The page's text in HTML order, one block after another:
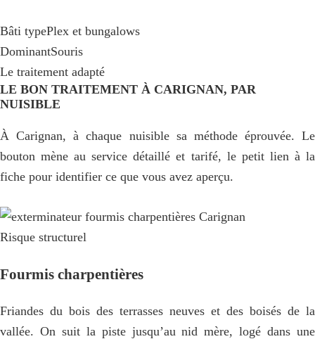
Bâti typePlex et bungalows
DominantSouris
Le traitement adapté
LE BON TRAITEMENT À CARIGNAN, PAR
NUISIBLE
À Carignan, à chaque nuisible sa méthode éprouvée. Le
bouton mène au service détaillé et tarifé, le petit lien à la
fiche pour identifier ce que vous avez aperçu.
Risque structurel
Fourmis charpentières
Friandes du bois des terrasses neuves et des boisés de la
vallée. On suit la piste jusqu’au nid mère, logé dans une